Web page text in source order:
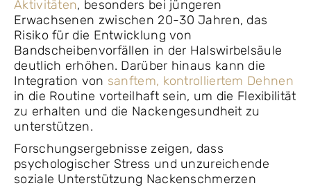
Aktivitäten, besonders bei jüngeren
Erwachsenen zwischen 20-30 Jahren, das
Risiko für die Entwicklung von
Bandscheibenvorfällen in der Halswirbelsäule
deutlich erhöhen. Darüber hinaus kann die
Integration von sanftem, kontrolliertem Dehnen
in die Routine vorteilhaft sein, um die Flexibilität
zu erhalten und die Nackengesundheit zu
unterstützen.
Forschungsergebnisse zeigen, dass
psychologischer Stress und unzureichende
soziale Unterstützung Nackenschmerzen